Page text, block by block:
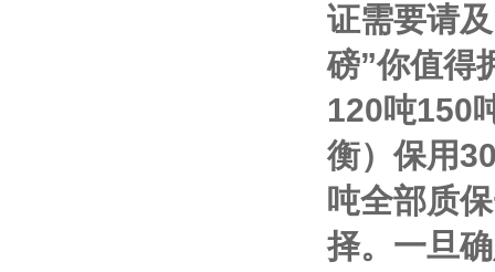
证需要请
磅”你值得
120吨150
衡）保用
吨全部质
择。一旦